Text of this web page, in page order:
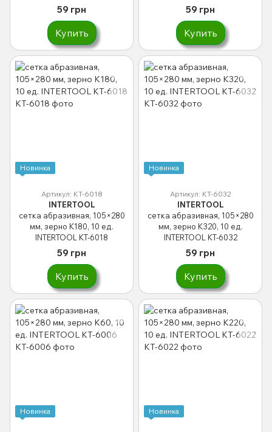
59 грн
Купить
59 грн
Купить
Новинка
Артикул: KT-6018
INTERTOOL
сетка абразивная, 105×280
мм, зерно K180, 10 ед.
INTERTOOL KT-6018
59 грн
Купить
Новинка
Артикул: KT-6032
INTERTOOL
сетка абразивная, 105×280
мм, зерно K320, 10 ед.
INTERTOOL KT-6032
59 грн
Купить
Новинка Новинка